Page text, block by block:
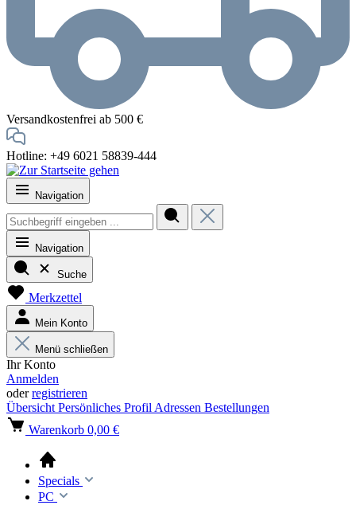
Versandkostenfrei ab 500 €
Hotline: +49 6021 58839-444
Navigation
Navigation
Suche
Merkzettel
Mein Konto
Menü schließen
Ihr Konto
Anmelden
oderregistrieren
Übersicht Persönliches Profil Adressen Bestellungen
Warenkorb 0,00 €
Specials
PC